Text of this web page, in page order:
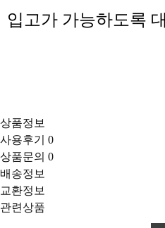
입고가 가능하도록
상품정보
사용후기 0
상품문의 0
배송정보
교환정보
관련상품